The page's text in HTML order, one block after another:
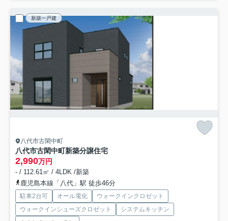
新築一戸建
八代市古閑中町
八代市古閑中町新築分譲住宅
2,990万円
- / 112.61㎡ / 4LDK /新築
鹿児島本線「八代」駅 徒歩46分
駐車2台可 オール電化
ウォークインクロゼット
ウォークインシューズクロゼット
システムキッチン